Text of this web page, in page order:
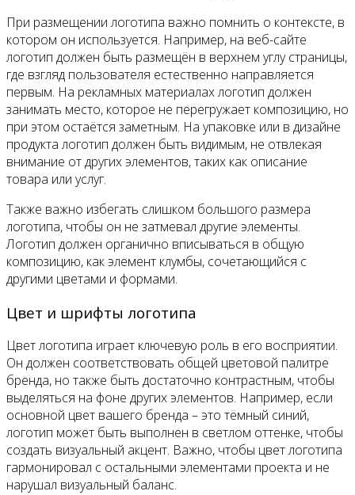
При размещении логотипа важно помнить о контексте, в
котором он используется. Например, на веб-сайте
логотип должен быть размещён в верхнем углу страницы,
где взгляд пользователя естественно направляется
первым. На рекламных материалах логотип должен
занимать место, которое не перегружает композицию, но
при этом остаётся заметным. На упаковке или в дизайне
продукта логотип должен быть видимым, не отвлекая
внимание от других элементов, таких как описание
товара или услуг.
Также важно избегать слишком большого размера
логотипа, чтобы он не затмевал другие элементы.
Логотип должен органично вписываться в общую
композицию, как элемент клумбы, сочетающийся с
другими цветами и формами.
Цвет и шрифты логотипа
Цвет логотипа играет ключевую роль в его восприятии.
Он должен соответствовать общей цветовой палитре
бренда, но также быть достаточно контрастным, чтобы
выделяться на фоне других элементов. Например, если
основной цвет вашего бренда – это тёмный синий,
логотип может быть выполнен в светлом оттенке, чтобы
создать визуальный акцент. Важно, чтобы цвет логотипа
гармонировал с остальными элементами проекта и не
нарушал визуальный баланс.